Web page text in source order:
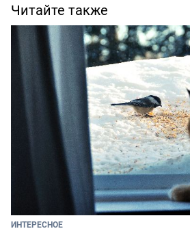
Читайте также
ИНТЕРЕСНОЕ